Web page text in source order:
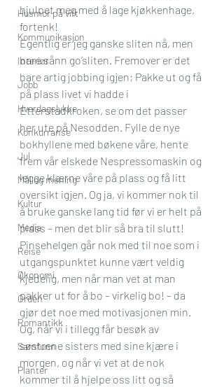
Husmor på vift
Kommunikasjon
Interiør
Jobb
Hverdagslykke
Konkurranse
Jul
Mål og mening
Kultur
Media
Reise
Økonomi
Orden
Romantikk
Samfunn
Planter
hjulpet meg med å lage kjøkkenhage,
fortenk!
Egentlig er jeg ganske sliten nå, men
bare sånn go’sliten. Fremover er det
bare artig jobbing igjen; Pakke ut og få
på plass livet vi hadde i
Etterstadkroken, se om det passer
her ute på Nesodden. Fylle de nye
bokhyllene med bøkene våre, hente
frem vår elskede Nespressomaskin og
legge klærne våre på plass og få litt
oversikt igjen. Og ja, vi kommer nok til
å bruke ganske lang tid før vi er helt på
plass – men det blir så bra til slutt!
Pinsehelgen går nok med til noe som i
utgangspunktet kunne vært veldig
kjedelig, men når man vet at man
pakker ut for å bo – virkelig bo! – da
gjør det noe med motivasjonen min.
Og, når vi i tillegg får besøk av
søstrene sisters med sine kjære i
morgen, og når vi vet at de nok
kommer til å hjelpe oss litt og så